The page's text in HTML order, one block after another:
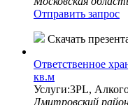
Отправить запрос
Скачать
Ответственное
кв.м
Услуги:3PL,
Дмитровский